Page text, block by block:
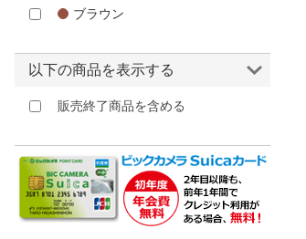
ブラウン
以下の商品を表示する
販売終了商品を含める